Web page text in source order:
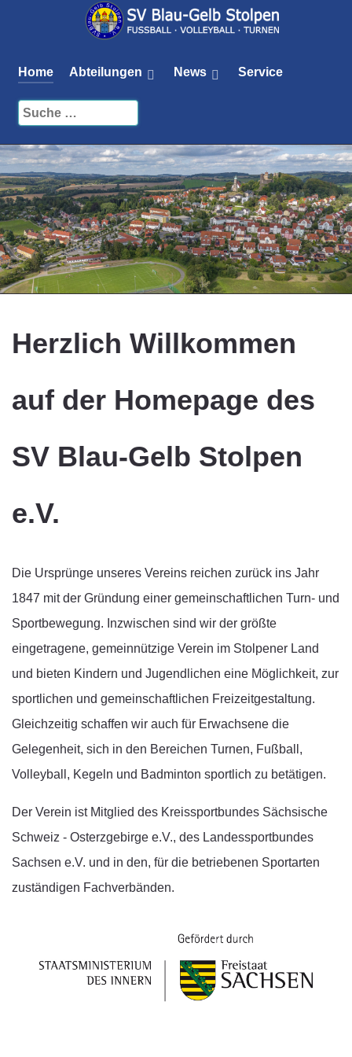
Home Abteilungen News Service
Herzlich Willkommen
auf der Homepage des
SV Blau-Gelb Stolpen
e.V.
Die Ursprünge unseres Vereins reichen zurück ins Jahr
1847 mit der Gründung einer gemeinschaftlichen Turn- und
Sportbewegung. Inzwischen sind wir der größte
eingetragene, gemeinnützige Verein im Stolpener Land
und bieten Kindern und Jugendlichen eine Möglichkeit, zur
sportlichen und gemeinschaftlichen Freizeitgestaltung.
Gleichzeitig schaffen wir auch für Erwachsene die
Gelegenheit, sich in den Bereichen Turnen, Fußball,
Volleyball, Kegeln und Badminton sportlich zu betätigen.
Der Verein ist Mitglied des Kreissportbundes Sächsische
Schweiz - Osterzgebirge e.V., des Landessportbundes
Sachsen e.V. und in den, für die betriebenen Sportarten
zuständigen Fachverbänden.